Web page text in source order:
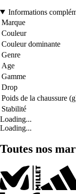
Informations
Marque
Couleur
Couleur dominante
Genre
Age
Gamme
Drop
Poids de la chaussure
Stabilité
Loading...
Loading...
Toutes nos